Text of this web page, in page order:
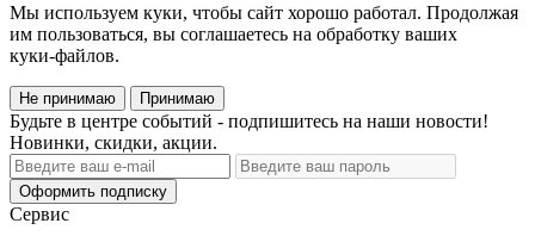
Мы используем куки, чтобы сайт хорошо работал. Продолжая
им пользоваться, вы соглашаетесь на обработку ваших
куки‑файлов.
Не принимаю Принимаю
Будьте в центре событий - подпишитесь на наши новости!
Новинки, скидки, акции.
Оформить подписку
Сервис